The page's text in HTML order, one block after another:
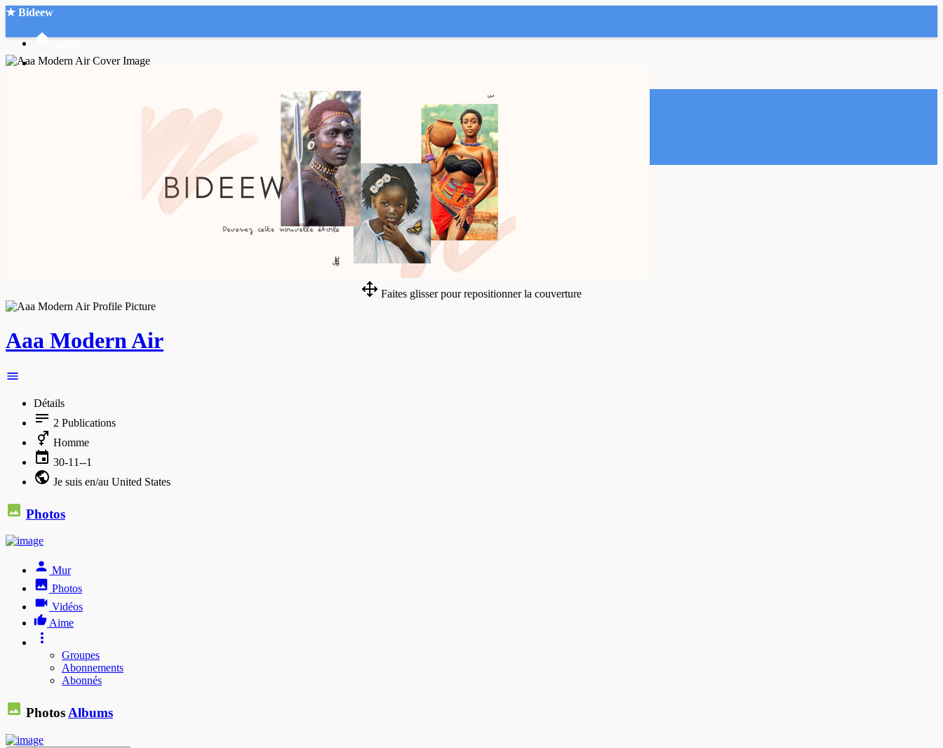
★ Bideew
Faites glisser pour repositionner la couverture
Aaa Modern Air
Détails
2 Publications
Homme
30-11--1
Je suis en/au United States
Photos
Mur
Photos
Vidéos
Aime
Groupes
Abonnements
Abonnés
Photos Albums